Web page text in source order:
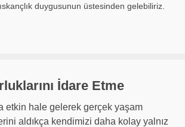
duygusunun üstesinden gelebiliriz.
İdare Etme
etkin hale gelerek gerçek yaşam
aldıkça kendimizi daha kolay yalnız